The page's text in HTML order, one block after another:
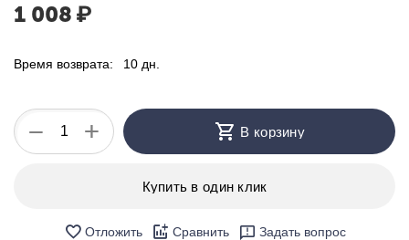
1 008 ₽
Время возврата: 10 дн.
+
− В корзину
Купить в один клик
Отложить Сравнить Задать вопрос